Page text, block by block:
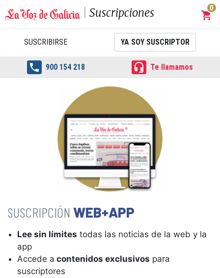
Suscripciones shopping_cart
0
SUSCRIBIRSE YA SOY SUSCRIPTOR
 900 154 218  Te llamamos
WEB+APP
Lee sin límites todas las noticias de la web y la
app
Accede a contenidos exclusivos para
suscriptores